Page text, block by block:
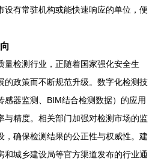
设有常驻机构或能快速响应的单位，便
量检测行业，正随着国家强化安全生
的政策而不断规范升级。数字化检测技
感器监测、BIM结合检测数据）的应用
与精度。相关部门加强对检测市场的监
，确保检测结果的公正性与权威性。建
和城乡建设局等官方渠道发布的行业通